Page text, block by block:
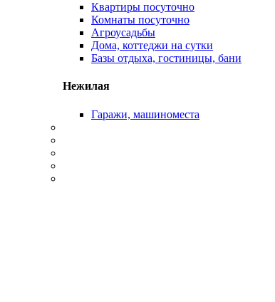
Квартиры посуточно
Комнаты посуточно
Агроусадьбы
Дома, коттеджи на сутки
Базы отдыха, гостиницы, бани
Нежилая
Гаражи, машиноместа